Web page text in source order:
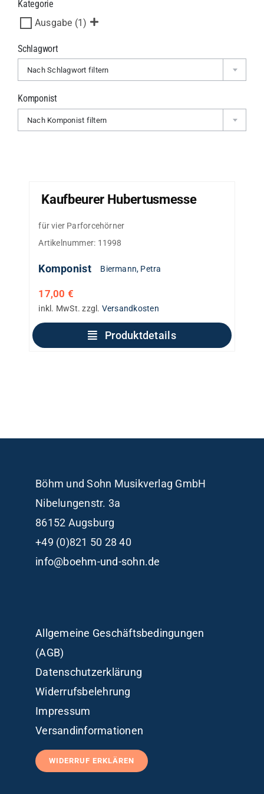
Kaufbeurer Hubertusmesse
für vier Parforcehörner
Artikelnummer: 11998
Komponist Biermann, Petra
17,00 €
inkl. MwSt. zzgl. Versandkosten
Produktdetails
Kategorie
Ausgabe (1)
Schlagwort
Nach Schlagwort filtern
Komponist
Nach Komponist filtern
Böhm und Sohn Musikverlag GmbH
Nibelungenstr. 3a
86152 Augsburg
+49 (0)821 50 28 40
info@boehm-und-sohn.de
Allgemeine Geschäftsbedingungen
(AGB)
Datenschutzerklärung
Widerrufsbelehrung
Impressum
Versandinformationen
WIDERRUF ERKLÄREN